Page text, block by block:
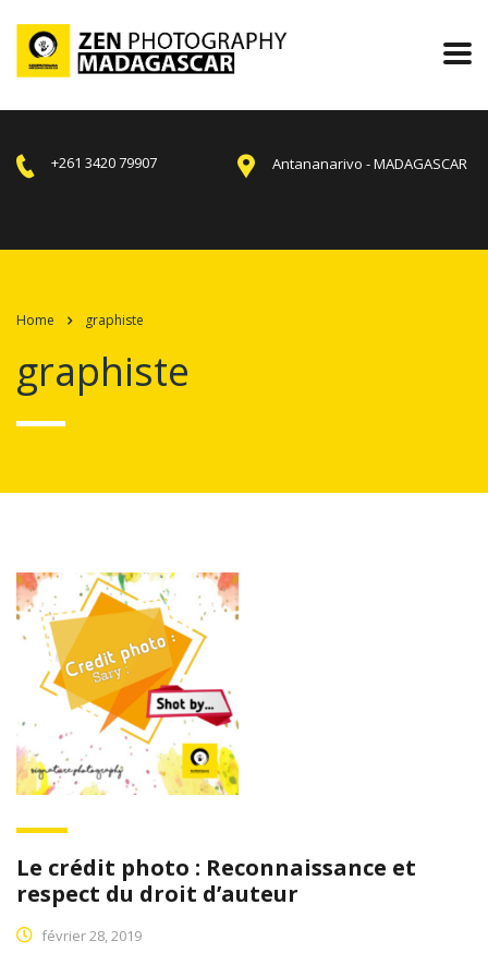
+261 3420 79907 Antananarivo - MADAGASCAR
Home graphiste
graphiste
Le crédit photo : Reconnaissance et
respect du droit d’auteur
février 28, 2019